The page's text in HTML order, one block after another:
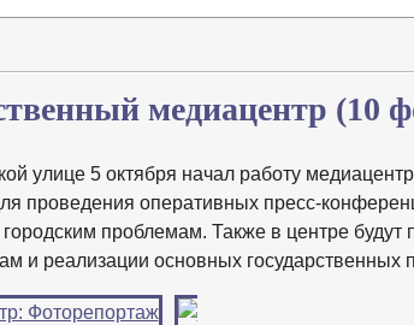
медиацентр (10
улице 5 октября начал работу медиацентр
проведения оперативных пресс-
проблемам. Также в центре будут
и реализации основных государственных